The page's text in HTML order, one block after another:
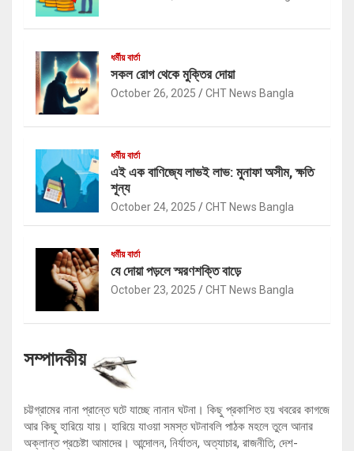
ধর্মীয় বার্তা
সকল রোগ থেকে মুক্তির দোয়া
October 26, 2025 CHT News Bangla
ধর্মীয় বার্তা
এই এক বাণিজ্যে লাভই লাভ: মুনাফা অসীম, ক্ষতি
শূন্য
October 24, 2025 CHT News Bangla
ধর্মীয় বার্তা
যে দোয়া পড়লে স্মরণশক্তি বাড়ে
October 23, 2025 CHT News Bangla
সম্পাদকীয়
চট্টগ্রামের নানা প্রান্তে ঘটে যাচ্ছে নানান ঘটনা। কিছু প্রকাশিত হয় খবরের কাগজে
আর কিছু হারিয়ে যায়। হারিয়ে যাওয়া সমস্ত ঘটনাবলি পাঠক মহলে তুলে আনার
অক্লান্ত প্রচেষ্টা আমাদের। আন্দোলন, নির্যাতন, অত্যাচার, রাজনীতি, দেশ-